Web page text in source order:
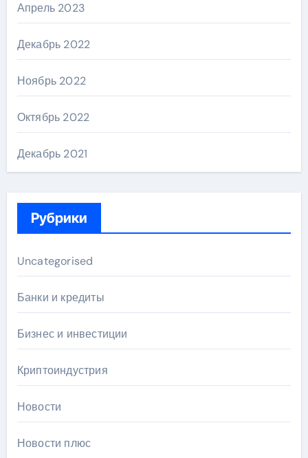
Апрель 2023
Декабрь 2022
Ноябрь 2022
Октябрь 2022
Декабрь 2021
Рубрики
Uncategorised
Банки и кредиты
Бизнес и инвестиции
Криптоиндустрия
Новости
Новости плюс